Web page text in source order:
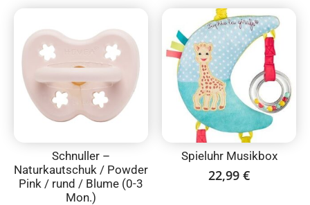
Schnuller –
Naturkautschuk / Powder
Pink / rund / Blume (0-3
Mon.)
Spieluhr Musikbox
22,99 €